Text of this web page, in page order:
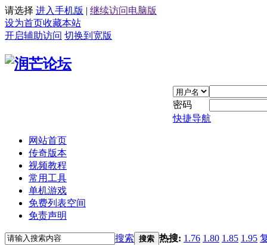
请选择 进入手机版 | 继续访问电脑版
设为首页收藏本站
开启辅助访问 切换到宽版
密码
快捷导航
网站首页
传奇版本
视频教程
常用工具
单机游戏
免费列表空间
免责声明
搜索 搜索 热搜: 1.76 1.80 1.85 1.95